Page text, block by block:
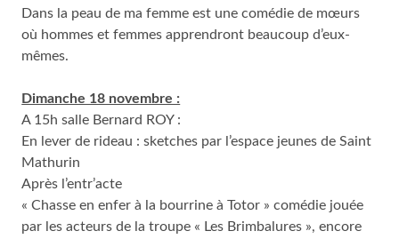
Dans la peau de ma femme est une comédie de mœurs
où hommes et femmes apprendront beaucoup d’eux-
mêmes.
Dimanche 18 novembre :
A 15h salle Bernard ROY :
En lever de rideau : sketches par l’espace jeunes de Saint
Mathurin
Après l’entr’acte
« Chasse en enfer à la bourrine à Totor » comédie jouée
par les acteurs de la troupe « Les Brimbalures », encore